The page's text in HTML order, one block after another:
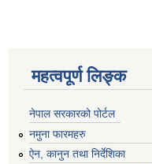
महत्वपूर्ण लिङ्क
नेपाल सरकारको पोर्टल
नमुना फारमहरु
ऐन, कानुन तथा निर्देशिका